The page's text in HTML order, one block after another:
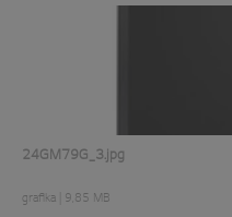
24GM79G_3.jpg
grafika 9,85 MB